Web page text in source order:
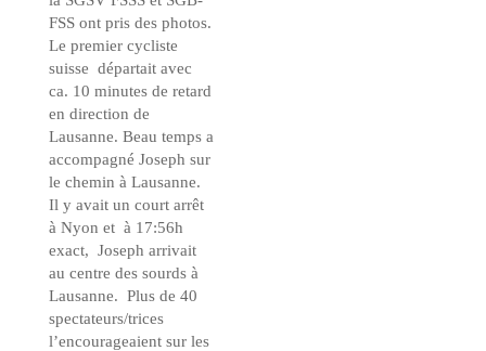
FSS ont pris des photos.
Le premier cycliste
suisse départait avec
ca. 10 minutes de retard
en direction de
Lausanne. Beau temps a
accompagné Joseph sur
le chemin à Lausanne.
Il y avait un court arrêt
à Nyon et à 17:56h
exact, Joseph arrivait
au centre des sourds à
Lausanne. Plus de 40
spectateurs/trices
l’encourageaient sur les